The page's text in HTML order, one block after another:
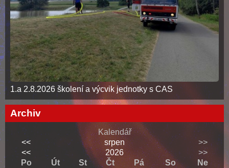
1.a 2.8.2026 školení a výcvik jednotky s CAS
Archiv
Kalendář
<<
srpen
>>
<<
2026
>>
Po
Út St Čt Pá So
Ne